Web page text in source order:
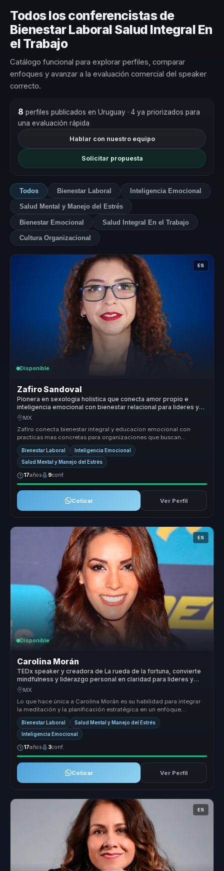
Todos los conferencistas de
Bienestar Laboral Salud Integral En
el Trabajo
Catálogo funcional para explorar perfiles, comparar
enfoques y avanzar a la evaluación comercial del speaker
correcto.
8 perfiles publicados en Uruguay · 4 ya priorizados para
una evaluación rápida
Hablar con nuestro equipo
Solicitar propuesta
Todos Bienestar Laboral Inteligencia Emocional
Salud Mental y Manejo del Estrés
Bienestar Emocional Salud Integral En el Trabajo
Cultura Organizacional
ES
Disponible
Zafiro Sandoval
Pionera en sexologia holistica que conecta amor propio e
inteligencia emocional con bienestar relacional para lideres y
equipos.
MX
Zafiro conecta bienestar integral y educacion emocional con
practicas mas concretas para organizaciones que buscan
relaciones mas sanas, ...
Bienestar Laboral Inteligencia Emocional
Salud Mental y Manejo del Estrés
17años 9conf.
Cotizar Ver Perfil
ES
Disponible
Carolina Morán
TEDx speaker y creadora de La rueda de la fortuna, convierte
mindfulness y liderazgo personal en claridad para lideres y
equipos.
MX
Lo que hace única a Carolina Morán es su habilidad para integrar
la meditación y la planificación estratégica en un enfoque
cohesivo que ...
Bienestar Laboral Salud Mental y Manejo del Estrés
Inteligencia Emocional
17años 3conf.
Cotizar Ver Perfil
ES